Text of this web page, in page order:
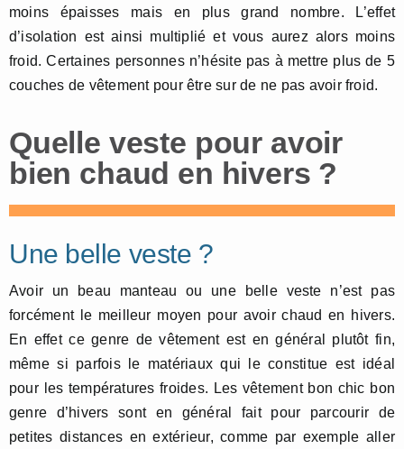
moins épaisses mais en plus grand nombre. L’effet
d’isolation est ainsi multiplié et vous aurez alors moins
froid. Certaines personnes n’hésite pas à mettre plus de 5
couches de vêtement pour être sur de ne pas avoir froid.
Quelle veste pour avoir
bien chaud en hivers ?
Une belle veste ?
Avoir un beau manteau ou une belle veste n’est pas
forcément le meilleur moyen pour avoir chaud en hivers.
En effet ce genre de vêtement est en général plutôt fin,
même si parfois le matériaux qui le constitue est idéal
pour les températures froides. Les vêtement bon chic bon
genre d’hivers sont en général fait pour parcourir de
petites distances en extérieur, comme par exemple aller